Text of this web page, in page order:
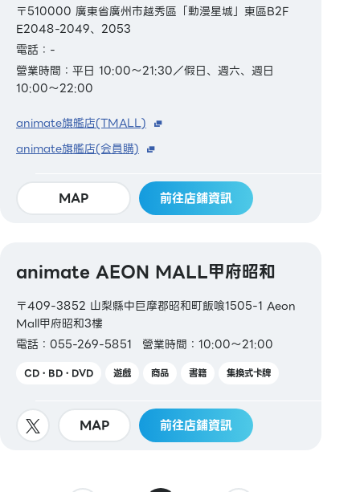
〒510000 廣東省廣州市越秀區「動漫星城」東區B2F
E2048-2049、2053
電話：-
營業時間：平日 10:00～21:30／假日、週六、週日
10:00～22:00
animate旗艦店(TMALL)
animate旗艦店(会員購)
MAP 前往店鋪資訊
animate AEON MALL甲府昭和
〒409-3852 山梨縣中巨摩郡昭和町飯喰1505-1 Aeon
Mall甲府昭和3樓
電話：055-269-5851
營業時間：10:00～21:00
CD・BD・DVD 遊戲 商品 書籍 集換式卡牌
MAP 前往店鋪資訊